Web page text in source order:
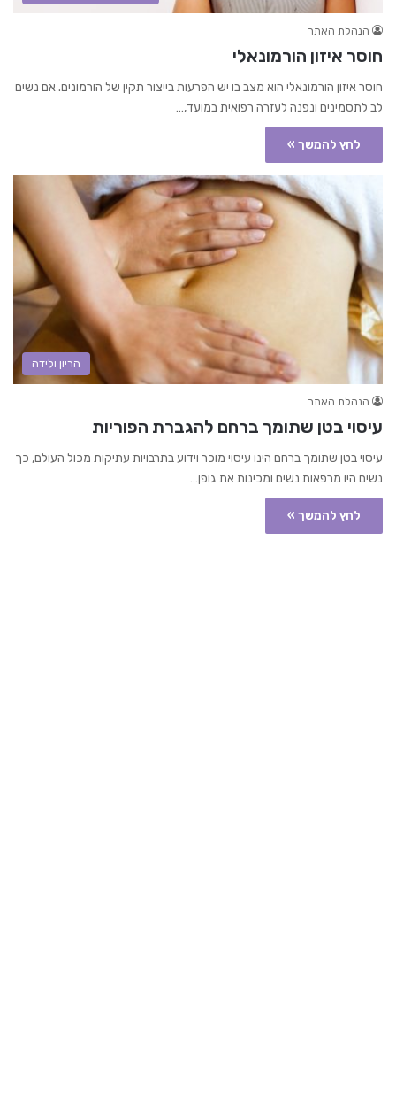
הנהלת האתר
חוסר איזון הורמונאלי
חוסר איזון הורמונאלי הוא מצב בו יש הפרעות בייצור תקין של הורמונים. אם נשים
לב לתסמינים ונפנה לעזרה רפואית במועד,…
לחץ להמשך »
הריון ולידה
הנהלת האתר
עיסוי בטן שתומך ברחם להגברת הפוריות
עיסוי בטן שתומך ברחם הינו עיסוי מוכר וידוע בתרבויות עתיקות מכול העולם, כך
נשים היו מרפאות נשים ומכינות את גופן…
לחץ להמשך »